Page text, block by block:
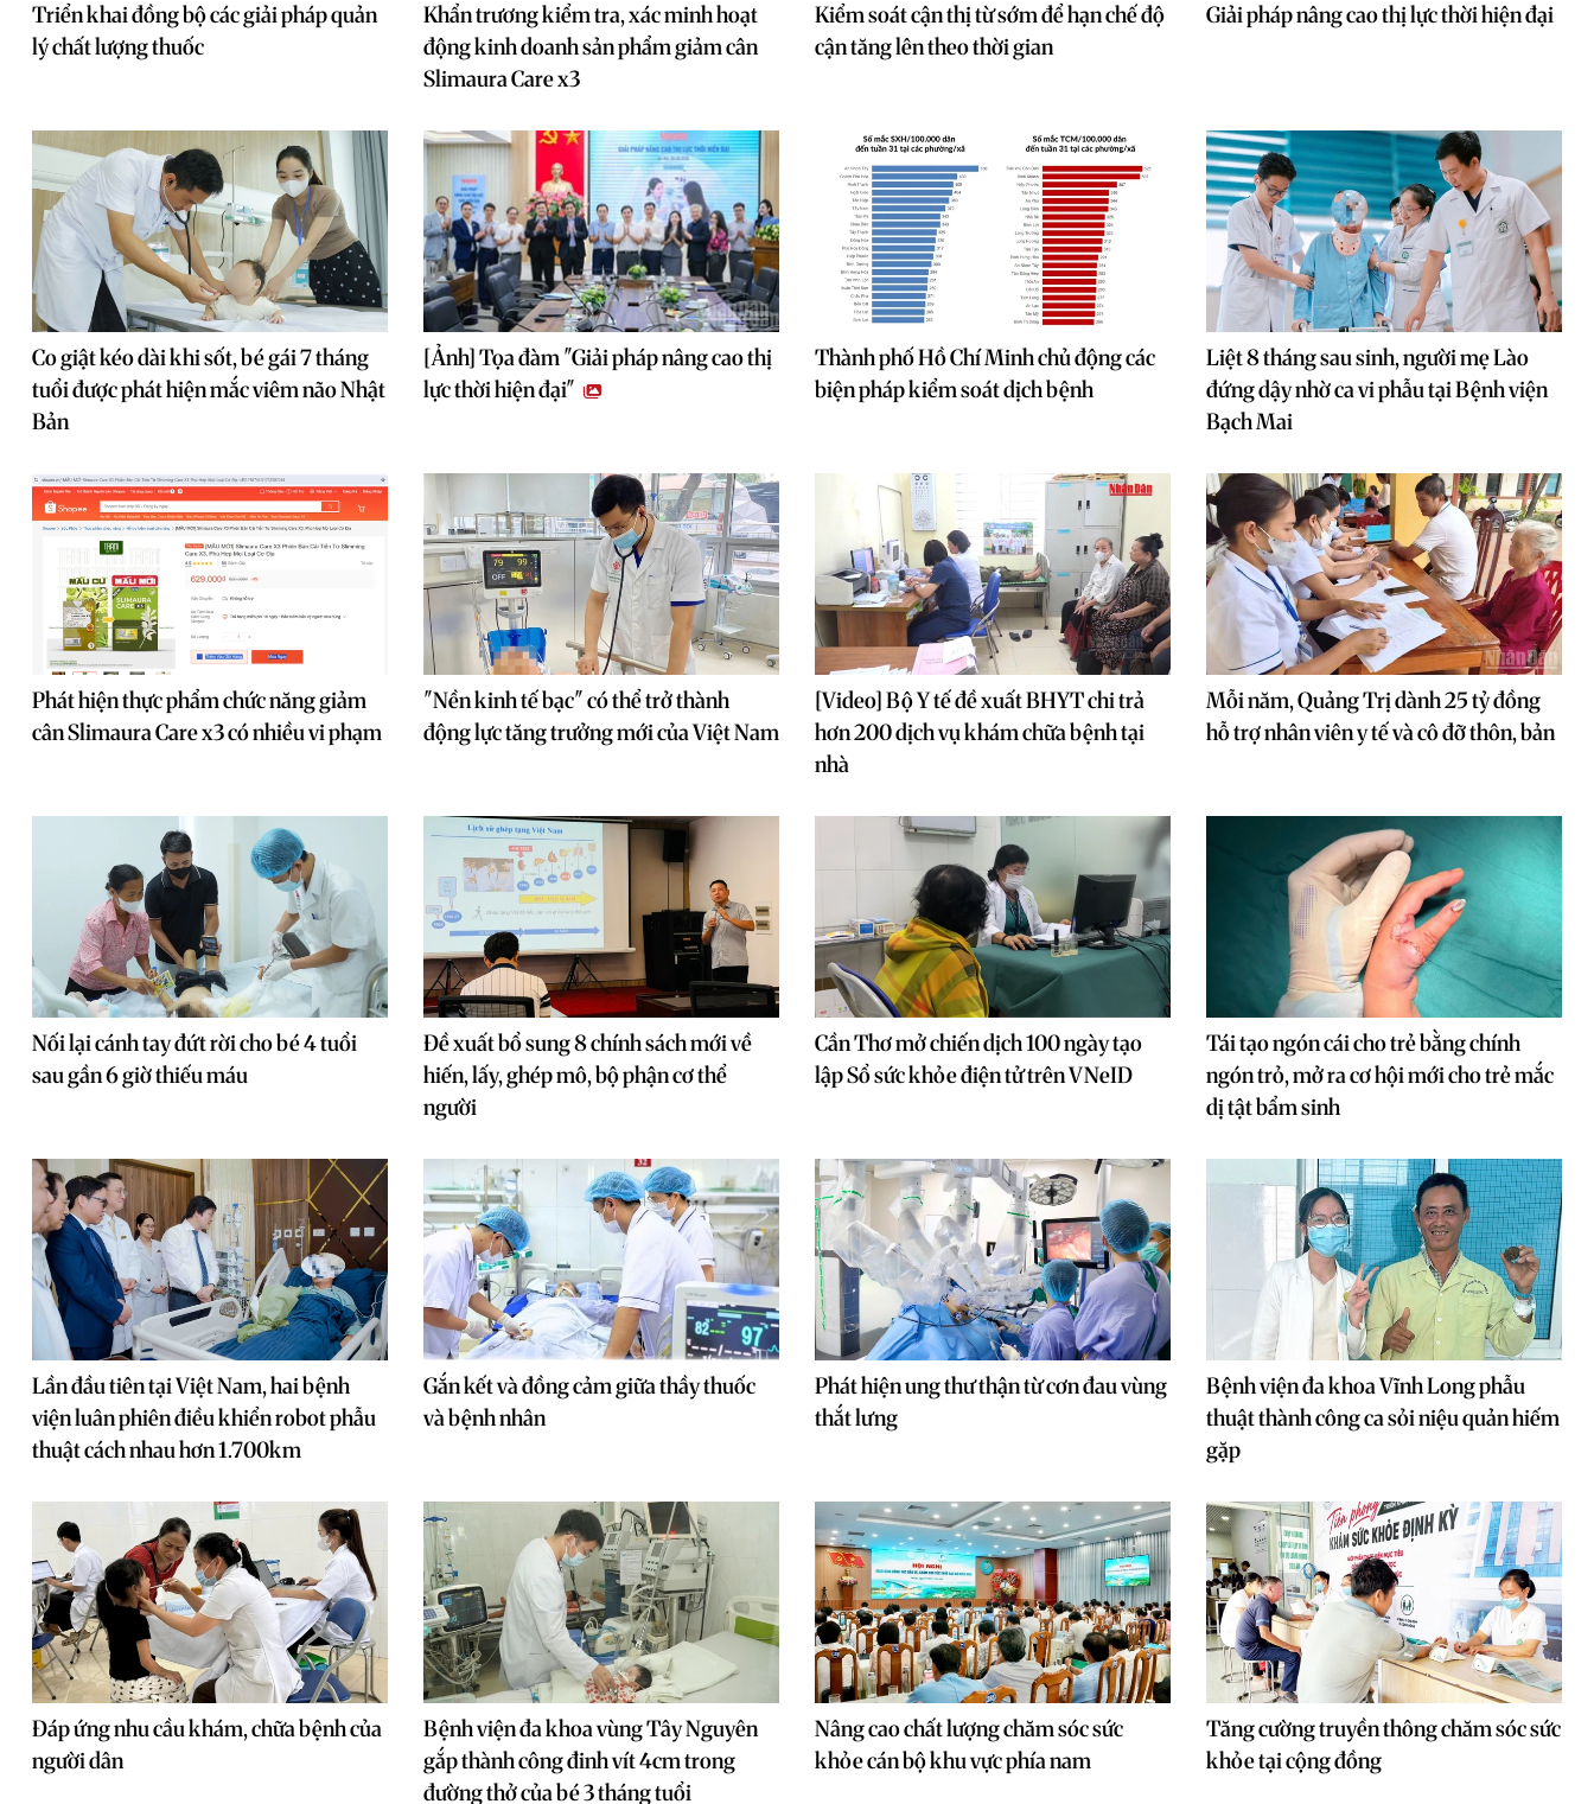
Triển khai đồng bộ các giải pháp quản
lý chất lượng thuốc
Khẩn trương kiểm tra, xác minh hoạt
động kinh doanh sản phẩm giảm cân
Slimaura Care x3
Kiểm soát cận thị từ sớm để hạn chế độ
cận tăng lên theo thời gian
Giải pháp nâng cao thị lực thời hiện đại
Co giật kéo dài khi sốt, bé gái 7 tháng
tuổi được phát hiện mắc viêm não Nhật
Bản
[Ảnh] Tọa đàm "Giải pháp nâng cao thị
lực thời hiện đại"
Thành phố Hồ Chí Minh chủ động các
biện pháp kiểm soát dịch bệnh
Liệt 8 tháng sau sinh, người mẹ Lào
đứng dậy nhờ ca vi phẫu tại Bệnh viện
Bạch Mai
Phát hiện thực phẩm chức năng giảm
cân Slimaura Care x3 có nhiều vi phạm
"Nền kinh tế bạc" có thể trở thành
động lực tăng trưởng mới của Việt Nam
[Video] Bộ Y tế đề xuất BHYT chi trả
hơn 200 dịch vụ khám chữa bệnh tại
nhà
Mỗi năm, Quảng Trị dành 25 tỷ đồng
hỗ trợ nhân viên y tế và cô đỡ thôn, bản
Nối lại cánh tay đứt rời cho bé 4 tuổi
sau gần 6 giờ thiếu máu
Đề xuất bổ sung 8 chính sách mới về
hiến, lấy, ghép mô, bộ phận cơ thể
người
Cần Thơ mở chiến dịch 100 ngày tạo
lập Sổ sức khỏe điện tử trên VNeID
Tái tạo ngón cái cho trẻ bằng chính
ngón trỏ, mở ra cơ hội mới cho trẻ mắc
dị tật bẩm sinh
Lần đầu tiên tại Việt Nam, hai bệnh
viện luân phiên điều khiển robot phẫu
thuật cách nhau hơn 1.700km
Gắn kết và đồng cảm giữa thầy thuốc
và bệnh nhân
Phát hiện ung thư thận từ cơn đau vùng
thắt lưng
Bệnh viện đa khoa Vĩnh Long phẫu
thuật thành công ca sỏi niệu quản hiếm
gặp
Đáp ứng nhu cầu khám, chữa bệnh của
người dân
Bệnh viện đa khoa vùng Tây Nguyên
gắp thành công đinh vít 4cm trong
đường thở của bé 3 tháng tuổi
Nâng cao chất lượng chăm sóc sức
khỏe cán bộ khu vực phía nam
Tăng cường truyền thông chăm sóc sức
khỏe tại cộng đồng